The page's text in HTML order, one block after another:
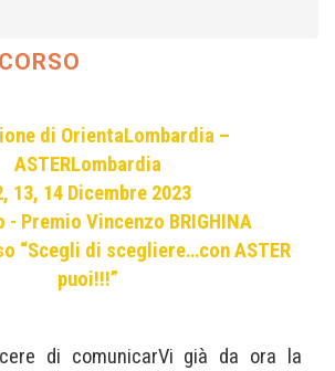
di OrientaLombardia –
ASTERLombardia
13, 14 Dicembre 2023
- Premio Vincenzo BRIGHINA
“Scegli di scegliere…con ASTER
puoi!!!”
di comunicarVi già da ora la